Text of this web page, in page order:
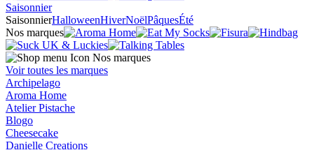
Saisonnier
SaisonnierHalloweenHiverNoëlPâquesÉté
Nos marques
Nos marques
Voir toutes les marques
Archipelago
Aroma Home
Atelier Pistache
Blogo
Cheesecake
Danielle Creations